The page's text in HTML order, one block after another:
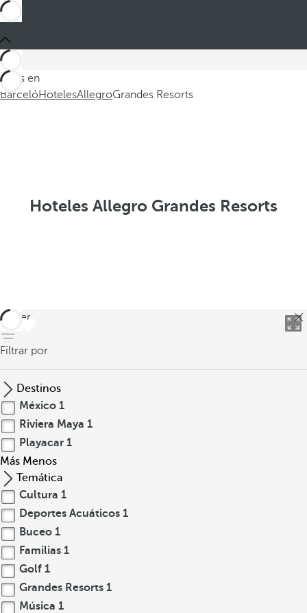
Estás en
BarcelóHotelesAllegroGrandes Resorts
Hoteles Allegro Grandes Resorts
volver
Filtrar por
Destinos
México 1
Riviera Maya 1
Playacar 1
Más Menos
Temática
Cultura 1
Deportes Acuáticos 1
Buceo 1
Familias 1
Golf 1
Grandes Resorts 1
Música 1